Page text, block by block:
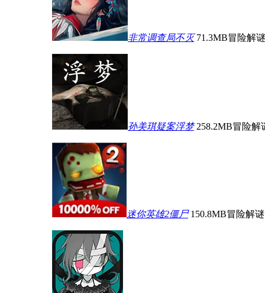
非常调查局不灭 71.3MB冒险解谜
孙美琪疑案浮梦 258.2MB冒险解
迷你英雄2僵尸 150.8MB冒险解谜